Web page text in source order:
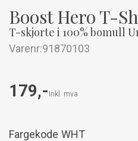
Boost Hero T-
T-skjorte i 100% bomull
Varenr:91870103
179,- Inkl. mva
Fargekode WHT